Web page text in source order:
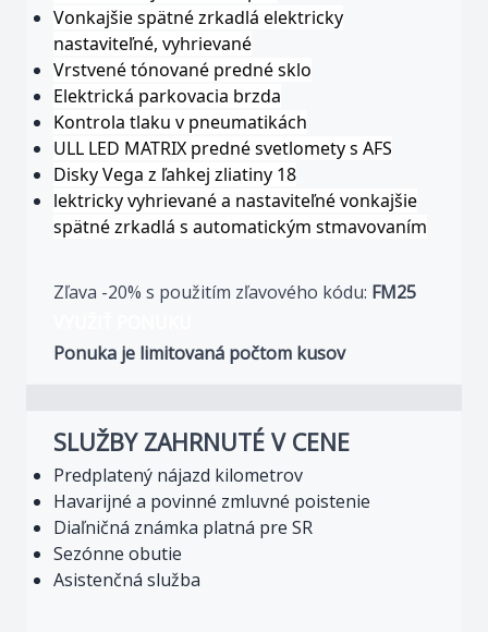
Vonkajšie spätné zrkadlá elektricky
nastaviteľné, vyhrievané
Vrstvené tónované predné sklo
Elektrická parkovacia brzda
Kontrola tlaku v pneumatikách
ULL LED MATRIX predné svetlomety s AFS
Disky Vega z ľahkej zliatiny 18
lektricky vyhrievané a nastaviteľné vonkajšie
spätné zrkadlá s automatickým stmavovaním
Zľava -20% s použitím zľavového kódu: FM25
Ponuka je limitovaná počtom kusov
SLUŽBY ZAHRNUTÉ V CENE
Predplatený nájazd kilometrov
Havarijné a povinné zmluvné poistenie
Diaľničná známka platná pre SR
Sezónne obutie
Asistenčná služba